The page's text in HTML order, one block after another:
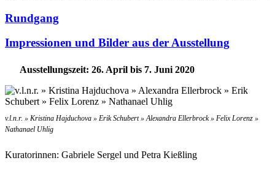
Rundgang
Impressionen und Bilder aus der Ausstellung
Ausstellungszeit: 26. April bis 7. Juni 2020
v.l.n.r. » Kristina Hajduchova » Erik Schubert » Alexandra Ellerbrock » Felix Lorenz »
Nathanael Uhlig
Kuratorinnen: Gabriele Sergel und Petra Kießling